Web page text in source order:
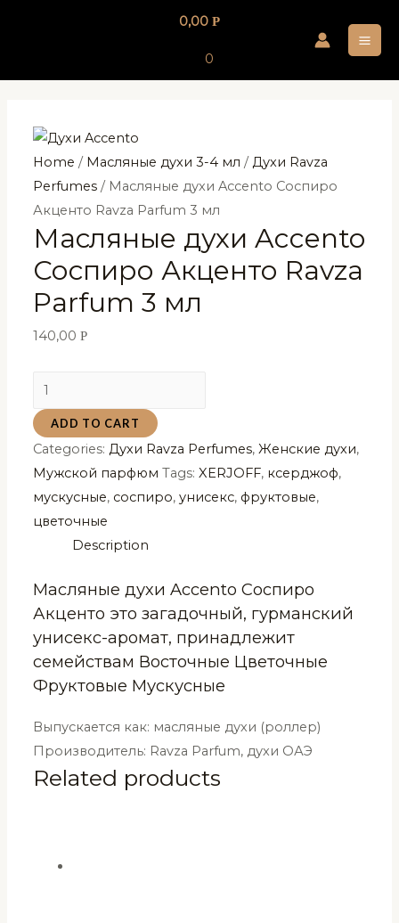
0,00 Р
0
Home / Масляные духи 3-4 мл /Духи Ravza
Perfumes / Масляные духи Accento Соспиро
Акценто Ravza Parfum 3 мл
Масляные духи Accento
Соспиро Акценто Ravza
Parfum 3 мл
140,00Р
Масляные
духи
Accento
Соспиро
Акценто
Ravza
Parfum
quantity
ADD TO CART
Categories:Духи Ravza Perfumes,Женские духи,
Мужской парфюм Tags:XERJOFF, ксерджоф,
мускусные, соспиро,унисекс, фруктовые,
цветочные
Description
Масляные духи Accento Соспиро
Акценто это загадочный, гурманский
унисекс-аромат, принадлежит
семействам Восточные Цветочные
Фруктовые Мускусные
Выпускается как: масляные духи (роллер)
Производитель: Ravza Parfum, духи ОАЭ
Related products